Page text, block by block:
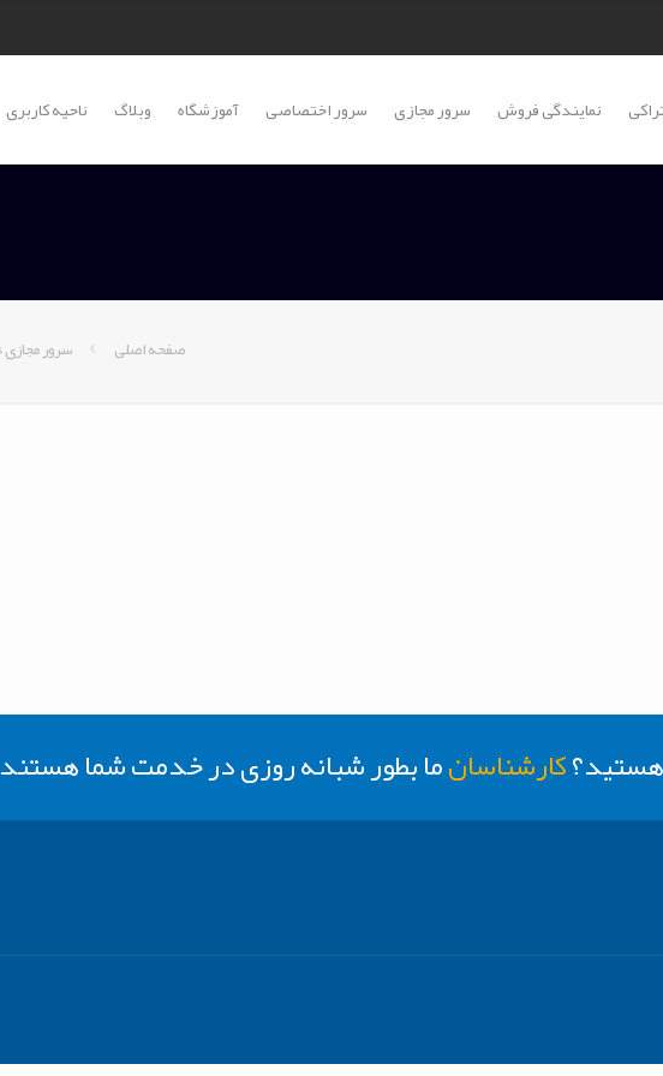
نمایندگی فروش سرور مجازی سرور اختصاصی آموزشگاه وبلاگ ناحیه کاربری
صفحه اصلی سرور مجازی vps
کارشناسانما بطور شبانه روزی در خدمت شما هستند